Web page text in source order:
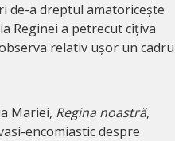
de-a dreptul amatoricește
Reginei a petrecut cîțiva
relativ ușor un cadru
Mariei, Regina noastră,
encomiastic despre